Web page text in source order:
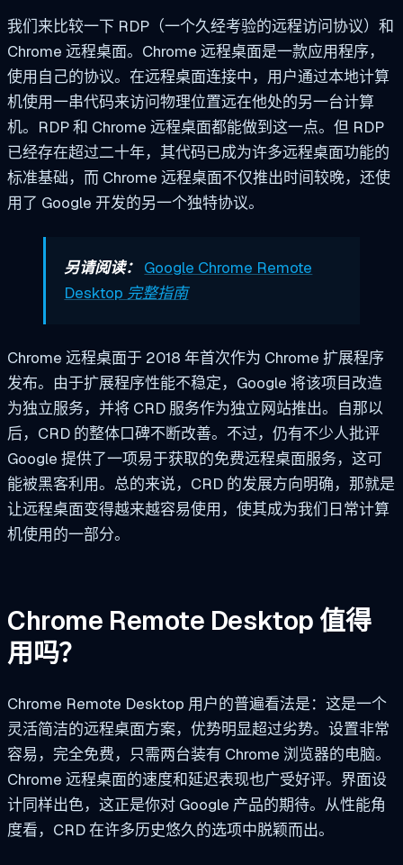
我们来比较一下 RDP（一个久经考验的远程访问协议）和
Chrome 远程桌面。Chrome 远程桌面是一款应用程序，
使用自己的协议。在远程桌面连接中，用户通过本地计算
机使用一串代码来访问物理位置远在他处的另一台计算
机。RDP 和 Chrome 远程桌面都能做到这一点。但 RDP
已经存在超过二十年，其代码已成为许多远程桌面功能的
标准基础，而 Chrome 远程桌面不仅推出时间较晚，还使
用了 Google 开发的另一个独特协议。
另请阅读： Google Chrome Remote
Desktop 完整指南
Chrome 远程桌面于 2018 年首次作为 Chrome 扩展程序
发布。由于扩展程序性能不稳定，Google 将该项目改造
为独立服务，并将 CRD 服务作为独立网站推出。自那以
后，CRD 的整体口碑不断改善。不过，仍有不少人批评
Google 提供了一项易于获取的免费远程桌面服务，这可
能被黑客利用。总的来说，CRD 的发展方向明确，那就是
让远程桌面变得越来越容易使用，使其成为我们日常计算
机使用的一部分。
Chrome Remote Desktop 值得
用吗？
Chrome Remote Desktop 用户的普遍看法是：这是一个
灵活简洁的远程桌面方案，优势明显超过劣势。设置非常
容易，完全免费，只需两台装有 Chrome 浏览器的电脑。
Chrome 远程桌面的速度和延迟表现也广受好评。界面设
计同样出色，这正是你对 Google 产品的期待。从性能角
度看，CRD 在许多历史悠久的选项中脱颖而出。